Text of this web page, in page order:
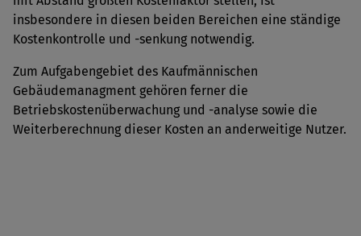
insbesondere in diesen beiden Bereichen eine ständige
Kostenkontrolle und -senkung notwendig.
Zum Aufgabengebiet des Kaufmännischen
Gebäudemanagment gehören ferner die
Betriebskostenüberwachung und -analyse sowie die
Weiterberechnung dieser Kosten an anderweitige Nutzer.